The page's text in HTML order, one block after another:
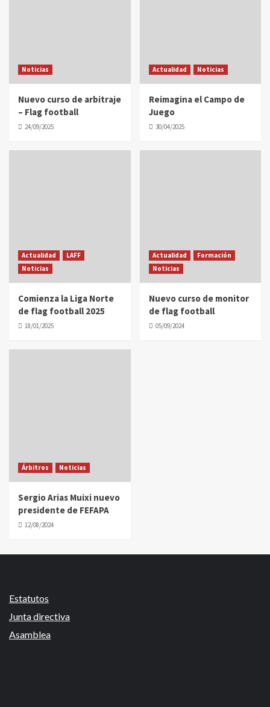
Noticias
Nuevo curso de arbitraje
– Flag football
24/09/2025
Actualidad Noticias
Reimagina el Campo de
Juego
30/04/2025
Actualidad
LAFF
Noticias
Comienza la Liga Norte
de flag football 2025
18/01/2025
Actualidad
Formación
Noticias
Nuevo curso de monitor
de flag football
05/09/2024
Árbitros Noticias
Sergio Arias Muixi nuevo
presidente de FEFAPA
12/08/2024
Estatutos
Junta directiva
Asamblea